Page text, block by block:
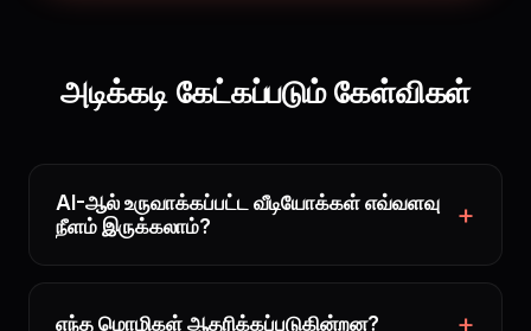
அடிக்கடி கேட்கப்படும் கேள்விகள்
AI-ஆல் உருவாக்கப்பட்ட வீடியோக்கள் எவ்வளவு
நீளம் இருக்கலாம்?
எந்த மொழிகள் ஆதரிக்கப்படுகின்றன?